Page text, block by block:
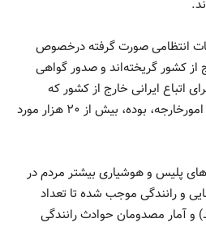
انتظامی صورت گرفته درخصوص
از کشور گریخته‌اند و صدور گواهی
اتباع ایرانی خارج از کشور که
همگی بنا به درخواست وزارت امورخارجه، بوده، بیش از ۲۰ هزار مورد
پلیس و هوشیاری بیشتر مردم در
و رانندگی موجب شده تا تعداد
(یک درصد) و آمار مصدومان حوادث رانندگی